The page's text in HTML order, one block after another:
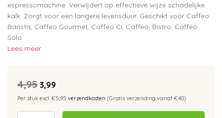
espressomachine. Verwijdert op effectieve wijze schadelijke
kalk. Zorgt voor een langere levensduur. Geschikt voor Caffeo
Barista, Caffeo Gourmet, Caffeo CI, Caffeo, Bistro, Caffeo
Solo.
Lees meer
4,95 3,99
Per stuk excl. €5,95 verzendkosten (Gratis verzending vanaf €40)